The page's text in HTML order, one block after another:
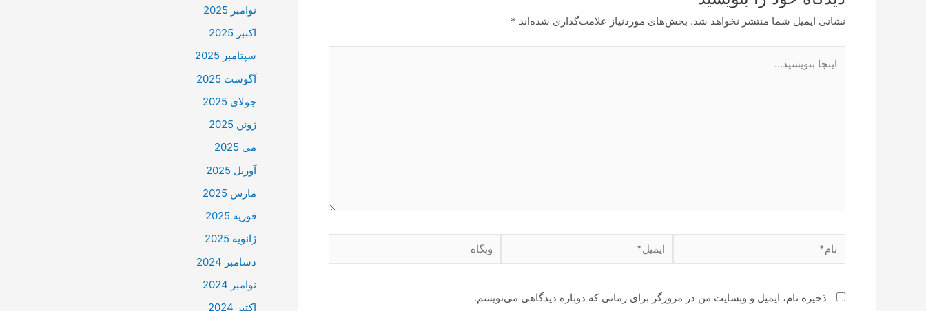
نشانی ایمیل شما منتشر نخواهد شد. بخش‌های موردنیاز علامت‌گذاری شده‌اند *
بنویسید…
نام* ایمیل* وبگاه
ذخیره نام، ایمیل و وبسایت من در مرورگر برای زمانی که دوباره دیدگاهی می‌نویسم.
نوامبر 2025
اکتبر 2025
سپتامبر 2025
آگوست 2025
جولای 2025
ژوئن 2025
می 2025
آوریل 2025
مارس 2025
فوریه 2025
ژانویه 2025
دسامبر 2024
نوامبر 2024
اکتبر 2024